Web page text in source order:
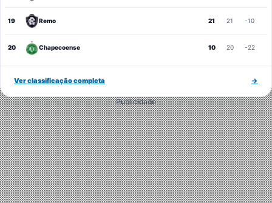
19 Remo 21 21 -10
20 Chapecoense 10 20 -22
Ver classificação completa →
Publicidade